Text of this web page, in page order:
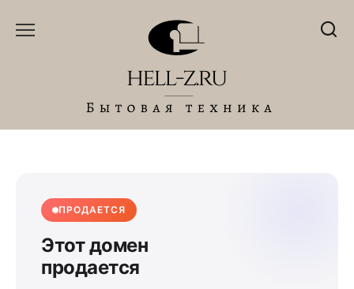
ПРОДАЕТСЯ
Этот домен
продается